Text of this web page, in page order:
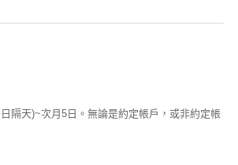
隔天)~次月5日。無論是約定帳戶，或非約定帳